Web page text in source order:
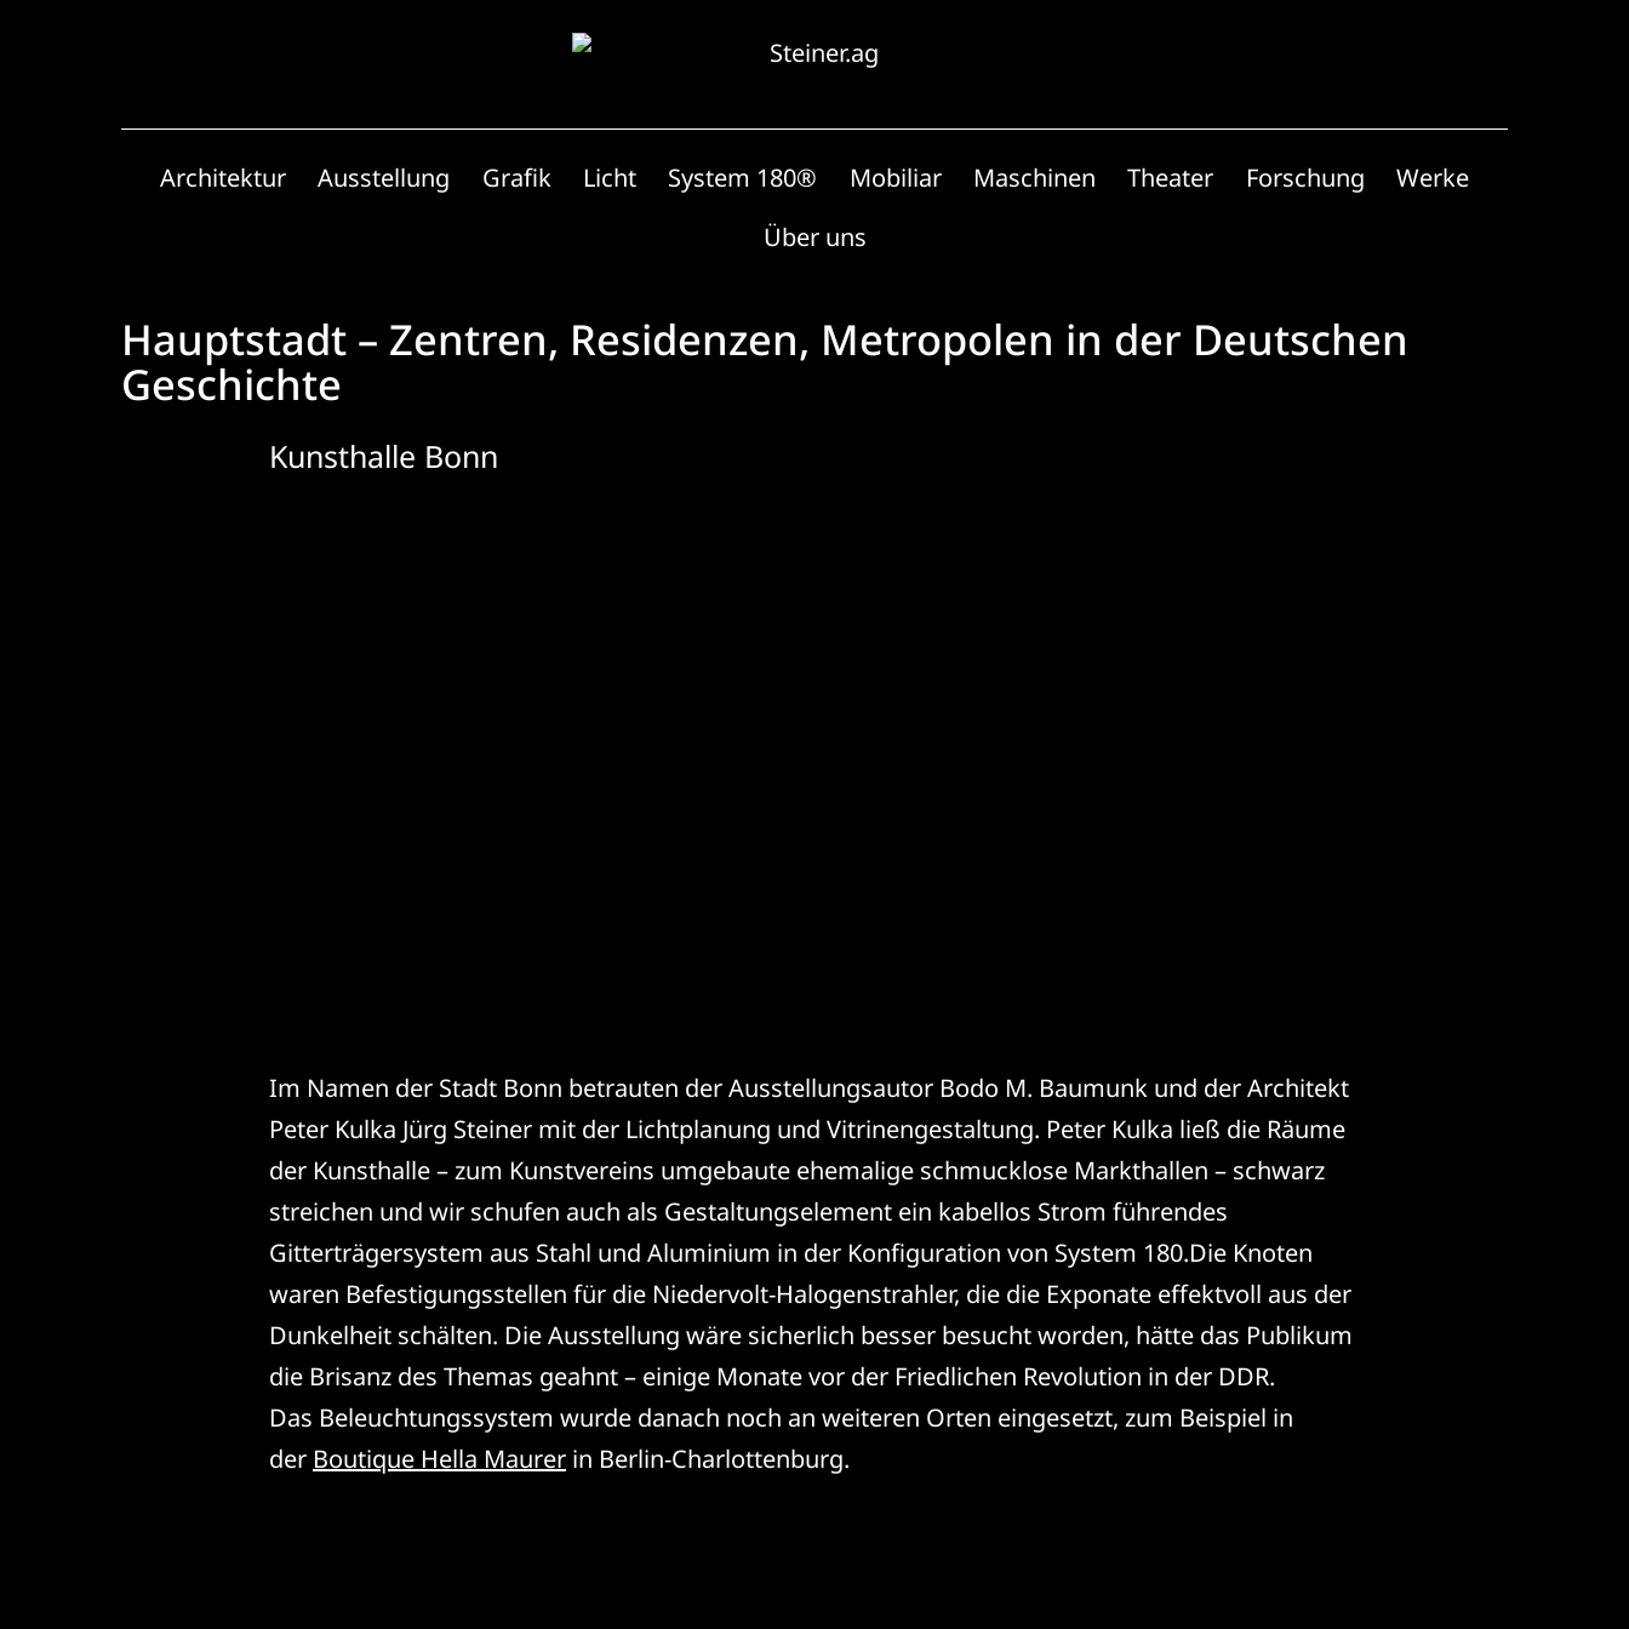
Architektur Ausstellung Grafik Licht System 180® Mobiliar Maschinen Theater Forschung
Werke
Über uns
Hauptstadt – Zentren, Residenzen, Metropolen in der Deutschen
Geschichte
Kunsthalle Bonn
Im Namen der Stadt Bonn betrauten der Ausstellungsautor Bodo M. Baumunk und der Architekt
Peter Kulka Jürg Steiner mit der Lichtplanung und Vitrinengestaltung. Peter Kulka ließ die Räume
der Kunsthalle – zum Kunstvereins umgebaute ehemalige schmucklose Markthallen – schwarz
streichen und wir schufen auch als Gestaltungselement ein kabellos Strom führendes
Gitterträgersystem aus Stahl und Aluminium in der Konfiguration von System 180.Die Knoten
waren Befestigungsstellen für die Niedervolt-Halogenstrahler, die die Exponate effektvoll aus der
Dunkelheit schälten. Die Ausstellung wäre sicherlich besser besucht worden, hätte das Publikum
die Brisanz des Themas geahnt – einige Monate vor der Friedlichen Revolution in der DDR.
Das Beleuchtungssystem wurde danach noch an weiteren Orten eingesetzt, zum Beispiel in
der Boutique Hella Maurer in Berlin-Charlottenburg.